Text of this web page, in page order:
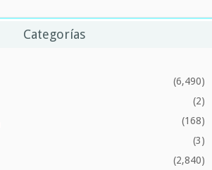
Categorías
(6,490)
(2)
(168)
(3)
(2,840)